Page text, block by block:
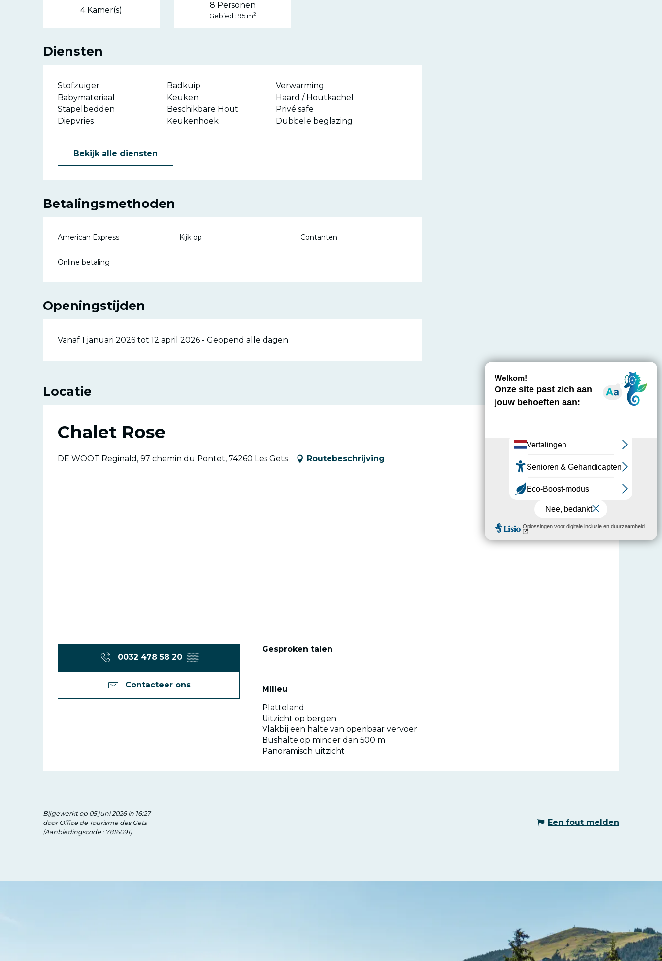
4 Kamer(s) 8 Personen
Gebied : 95 m2
Diensten
Stofzuiger Badkuip
Verwarming
Babymateriaal
Keuken
Haard / Houtkachel
Stapelbedden
Beschikbare Hout
Privé safe
Diepvries
Keukenhoek Dubbele beglazing
Bekijk alle diensten
Betalingsmethoden
American Express Kijk op Contanten
Online betaling
Openingstijden
Vanaf 1 januari 2026 tot 12 april 2026 - Geopend alle dagen
Locatie
Chalet Rose
DE WOOT Reginald, 97 chemin du Pontet, 74260 Les Gets Routebeschrijving
0032 478 58 20 ▒▒
Contacteer ons
Gesproken talen
Gesproken talen
Milieu
Milieu
Platteland
Uitzicht op bergen
Vlakbij een halte van openbaar vervoer
Bushalte op minder dan 500 m
Panoramisch uitzicht
Bijgewerkt op 05 juni 2026 in 16:27
door Office de Tourisme des Gets
(Aanbiedingscode : 7816091)
Een fout melden